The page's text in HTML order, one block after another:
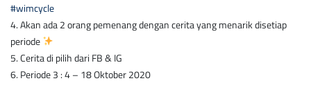
#wimcycle
4. Akan ada 2 orang pemenang dengan cerita yang menarik disetiap
periode
5. Cerita di pilih dari FB & IG
6. Periode 3 : 4 – 18 Oktober 2020